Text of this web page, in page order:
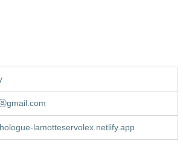
lamotteservolex.netlify.app